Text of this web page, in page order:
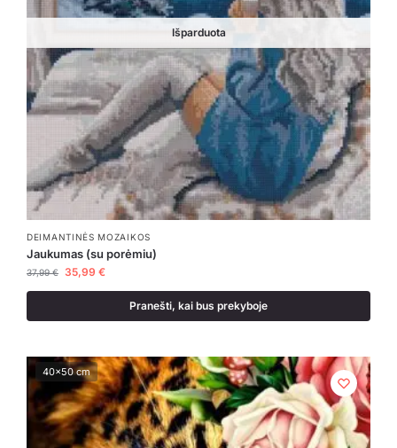
Išparduota
DEIMANTINĖS MOZAIKOS
Jaukumas (su porėmiu)
37,99€ 35,99 €
Pranešti, kai bus prekyboje
40x50 cm